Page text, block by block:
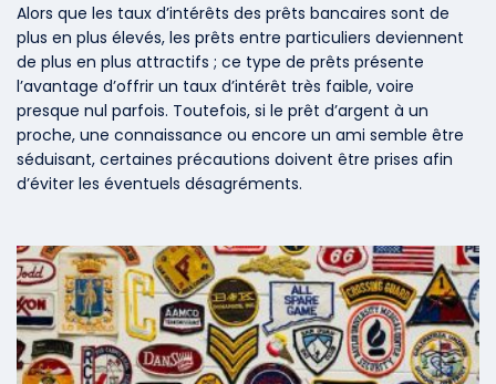
Alors que les taux d’intérêts des prêts bancaires sont de
plus en plus élevés, les prêts entre particuliers deviennent
de plus en plus attractifs ; ce type de prêts présente
l’avantage d’offrir un taux d’intérêt très faible, voire
presque nul parfois. Toutefois, si le prêt d’argent à un
proche, une connaissance ou encore un ami semble être
séduisant, certaines précautions doivent être prises afin
d’éviter les éventuels désagréments.